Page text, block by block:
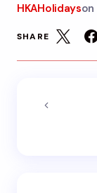
HKAHolidayson
SHARE